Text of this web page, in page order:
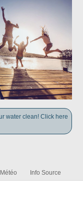
water clean! Click here
Météo Info Source